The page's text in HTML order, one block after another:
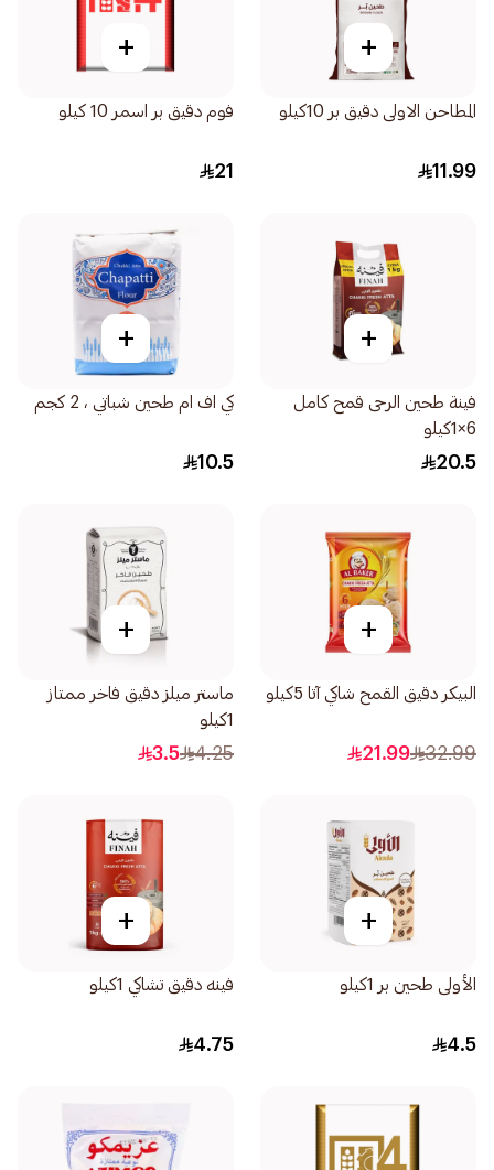
+
المطاحن الاولى دقيق بر 10كيلو
11.99
+
فوم دقيق بر اسمر 10 كيلو
21
+
فينة طحين الرحى قمح كامل
6×1كيلو
20.5
+
كي اف ام طحين شباتي ، 2 كجم
10.5
+
البيكر دقيق القمح شاكي آتا 5كيلو
32.99
21.99
+
ماستر ميلز دقيق فاخر ممتاز
1كيلو
4.25
3.5
+
الأولى طحين بر 1كيلو
4.5
+
فينه دقيق تشاكي 1كيلو
4.75